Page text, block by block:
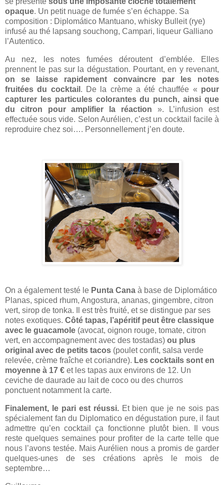
opaque. Un petit nuage de fumée s’en échappe. Sa
composition : Diplomático Mantuano, whisky Bulleit (rye)
infusé au thé lapsang souchong, Campari, liqueur Galliano
l’Autentico.
Au nez, les notes fumées déroutent d’emblée. Elles
prennent le pas sur la dégustation. Pourtant, en y revenant,
on se laisse rapidement convaincre par les notes
fruitées du cocktail . De la crème a été chauffée « pour
capturer les particules colorantes du punch, ainsi que
du citron pour amplifier la réaction ». L’infusion est
effectuée sous vide. Selon Aurélien, c’est un cocktail facile à
reproduire chez soi…. Personnellement j’en doute.
On a également testé le Punta Cana à base de Diplomático
Planas, spiced rhum, Angostura, ananas, gingembre, citron
vert, sirop de tonka. Il est très fruité, et se distingue par ses
notes exotiques. Côté tapas, l’apéritif peut être classique
avec le guacamole (avocat, oignon rouge, tomate, citron
vert, en accompagnement avec des tostadas) ou plus
original avec de petits tacos (poulet confit, salsa verde
relevée, crème fraîche et coriandre). Les cocktails sont en
moyenne à 17 € et les tapas aux environs de 12. Un
ceviche de daurade au lait de coco ou des churros
ponctuent notamment la carte.
Finalement, le pari est réussi.Et bien que je ne sois pas
spécialement fan du Diplomatico en dégustation pure, il faut
admettre qu’en cocktail ça fonctionne plutôt bien. Il vous
reste quelques semaines pour profiter de la carte telle que
nous l’avons testée. Mais Aurélien nous a promis de garder
quelques-unes de ses créations après le mois de
septembre…